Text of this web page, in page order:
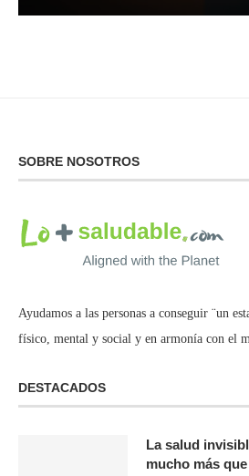
SOBRE NOSOTROS
Ayudamos a las personas a conseguir ¨un
físico, mental y social y en armonía con el
DESTACADOS
La salud
mucho más